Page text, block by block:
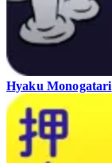
Hyaku Monogatari